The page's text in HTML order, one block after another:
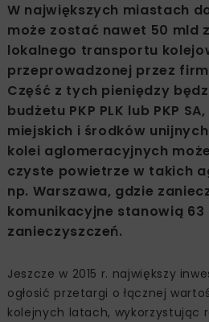
W największych miastach
może zostać nawet 50 mld
lokalnego transportu
przeprowadzonej przez
Część z tych pieniędzy
budżetu PKP PLK lub PKP
miejskich i środków
kolei aglomeracyjnych
czyste powietrze w takich
np. Warszawa, gdzie
komunikacyjne stanowią
zanieczyszczeń.
Jeszcze w 2015 r. największy
ogłosić przetargi o łącznej
kolejnych latach, wykorzystując